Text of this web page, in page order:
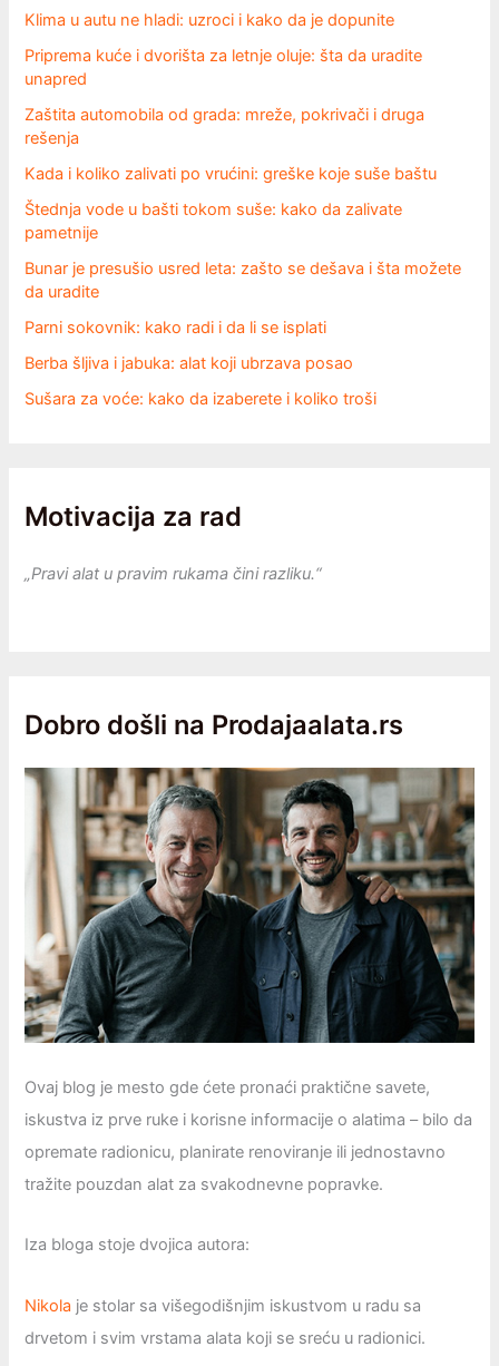
Klima u autu ne hladi: uzroci i kako da je dopunite
Priprema kuće i dvorišta za letnje oluje: šta da uradite
unapred
Zaštita automobila od grada: mreže, pokrivači i druga
rešenja
Kada i koliko zalivati po vrućini: greške koje suše baštu
Štednja vode u bašti tokom suše: kako da zalivate
pametnije
Bunar je presušio usred leta: zašto se dešava i šta možete
da uradite
Parni sokovnik: kako radi i da li se isplati
Berba šljiva i jabuka: alat koji ubrzava posao
Sušara za voće: kako da izaberete i koliko troši
Motivacija za rad
„Pravi alat u pravim rukama čini razliku.“
Dobro došli na Prodajaalata.rs
Ovaj blog je mesto gde ćete pronaći praktične savete,
iskustva iz prve ruke i korisne informacije o alatima – bilo da
opremаtе radionicu, planirate renoviranje ili jednostavno
tražite pouzdan alat za svakodnevne popravke.
Iza bloga stoje dvojica autora:
Nikola je stolar sa višegodišnjim iskustvom u radu sa
drvetom i svim vrstama alata koji se sreću u radionici.